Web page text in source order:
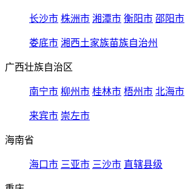
长沙市 株洲市 湘潭市 衡阳市 邵阳市
娄底市 湘西土家族苗族自治州
广西壮族自治区
南宁市 柳州市 桂林市 梧州市 北海市
来宾市 崇左市
海南省
海口市 三亚市 三沙市 直辖县级